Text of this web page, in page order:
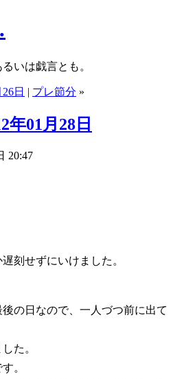
いは戯言とも。
日 | プレ節分 »
年01月28日
20:47
刻せずにいけました。
の日なので、一人づつ前に出て
た。
。